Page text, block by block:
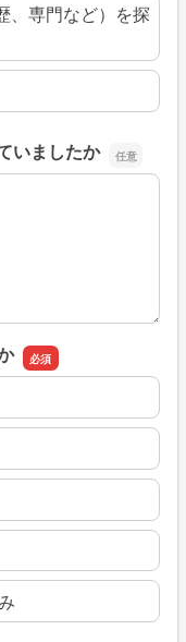
、専門など）を探
いましたか
ましたか